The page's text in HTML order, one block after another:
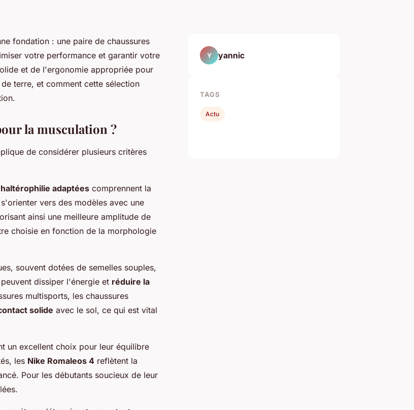
fondation : une paire de chaussures
votre performance et garantir votre
et de l'ergonomie appropriée pour
terre, et comment cette sélection
la musculation ?
de considérer plusieurs critères
adaptées comprennent la
vers des modèles avec une
ainsi une meilleure amplitude de
choisie en fonction de la morphologie
souvent dotées de semelles souples,
dissiper l'énergie et réduire la
multisports, les chaussures
solide avec le sol, ce qui est vital
un excellent choix pour leur équilibre
les Nike Romaleos 4 reflètent la
Pour les débutants soucieux de leur
Y yannic
TAGS
Actu